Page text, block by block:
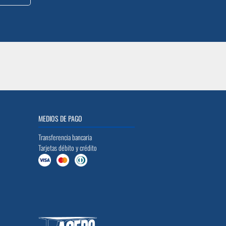
MEDIOS DE PAGO
Transferencia bancaria
Tarjetas débito y crédito